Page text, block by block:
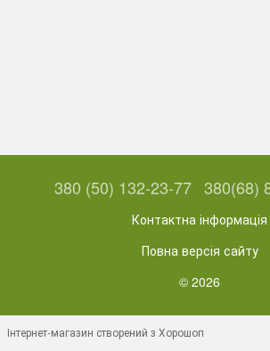
380 (50) 132-23-77 380(68)
Контактна інформація
Повна версія сайту
© 2026
Інтернет-магазин створений з Хорошоп